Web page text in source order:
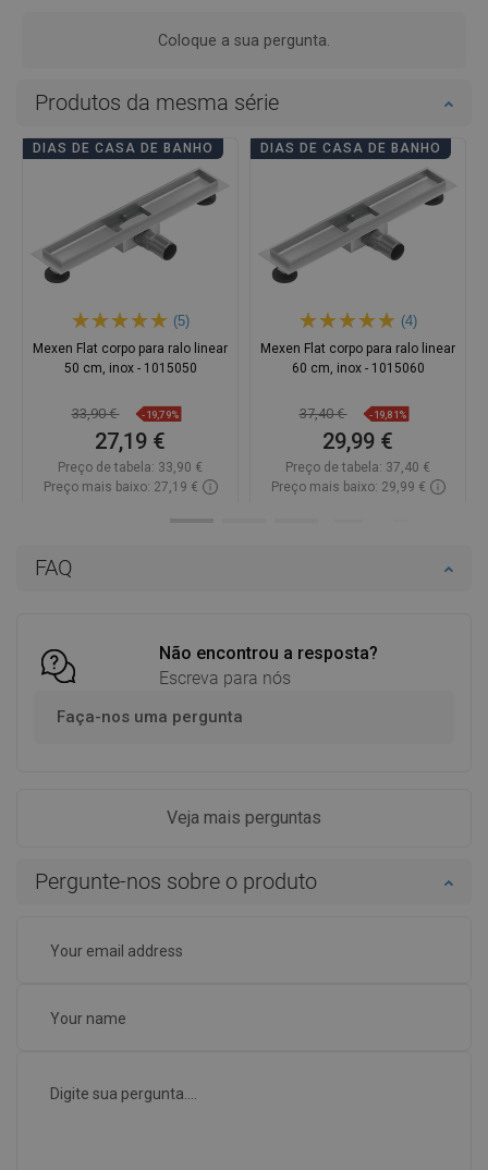
FAQ
Não encontrou a resposta?
Escreva para nós
Faça-nos uma pergunta
Veja mais perguntas
Coloque a sua pergunta.
Pergunte-nos sobre o produto
Produtos da mesma série
DIAS DE CASA DE BANHO
(5)
Mexen Flat corpo para ralo linear
50 cm, inox - 1015050
33,90 € -19,79%
27,19 €
Preço de tabela: 33,90 €
Preço mais baixo: 27,19 €
DIAS DE CASA DE BANHO
(4)
Mexen Flat corpo para ralo linear
60 cm, inox - 1015060
37,40 € -19,81%
29,99 €
Preço de tabela: 37,40 €
Preço mais baixo: 29,99 €